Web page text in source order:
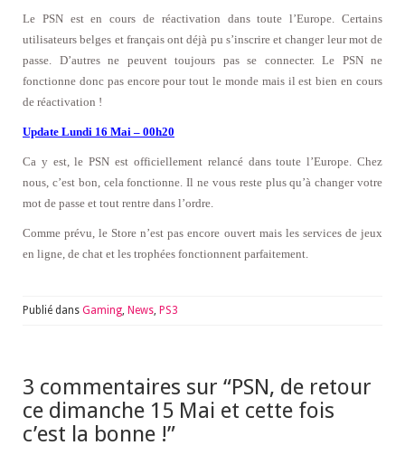
Le PSN est en cours de réactivation dans toute l’Europe. Certains
utilisateurs belges et français ont déjà pu s’inscrire et changer leur mot de
passe. D’autres ne peuvent toujours pas se connecter. Le PSN ne
fonctionne donc pas encore pour tout le monde mais il est bien en cours
de réactivation !
Update Lundi 16 Mai – 00h20
Ca y est, le PSN est officiellement relancé dans toute l’Europe. Chez
nous, c’est bon, cela fonctionne. Il ne vous reste plus qu’à changer votre
mot de passe et tout rentre dans l’ordre.
Comme prévu, le Store n’est pas encore ouvert mais les services de jeux
en ligne, de chat et les trophées fonctionnent parfaitement.
Publié dans Gaming News PS3
3 commentaires sur “PSN, de retour
ce dimanche 15 Mai et cette fois
c’est la bonne !”